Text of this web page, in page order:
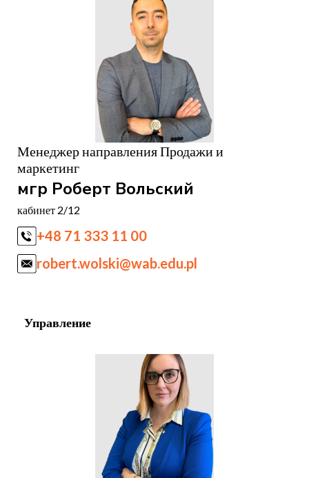
Менеджер направления Продажи и
маркетинг
мгр Роберт Вольский
кабинет 2/12
+48 71 333 11 00
robert.wolski@wab.edu.pl
Управление